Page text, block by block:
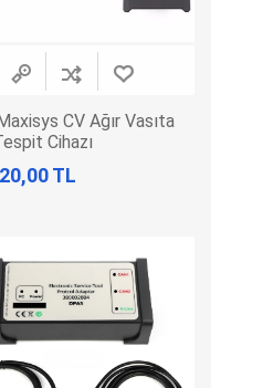
CV Ağır Vasıta
Cihazı
TL